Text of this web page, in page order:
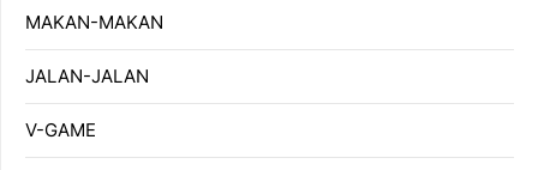
MAKAN-MAKAN
JALAN-JALAN
V-GAME